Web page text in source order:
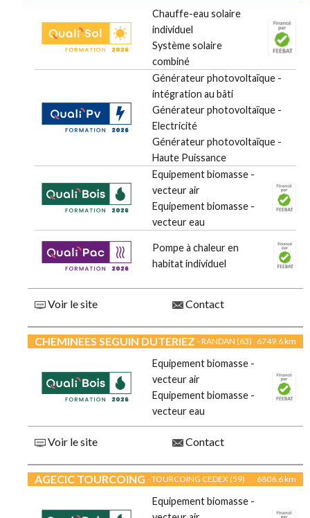
Chauffe-eau solaire
individuel
Système solaire
combiné
Générateur photovoltaïque -
intégration au bâti
Générateur photovoltaïque -
Electricité
Générateur photovoltaïque -
Haute Puissance
Equipement biomasse -
vecteur air
Equipement biomasse -
vecteur eau
Pompe à chaleur en
habitat individuel
Voir le site Contact
CHEMINEES SEGUIN DUTERIEZ - RANDAN (63) 6749.6 km
Equipement biomasse -
vecteur air
Equipement biomasse -
vecteur eau
Voir le site Contact
AGECIC TOURCOING - TOURCOING CEDEX (59) 6806.6 km
Equipement biomasse -